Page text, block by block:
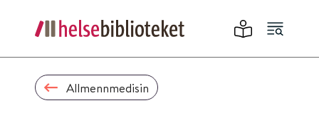
Allmennmedisin